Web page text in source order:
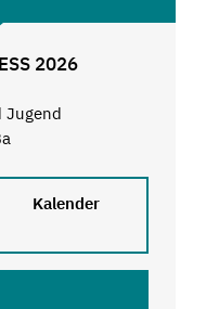
2026
Jugend
Kalender